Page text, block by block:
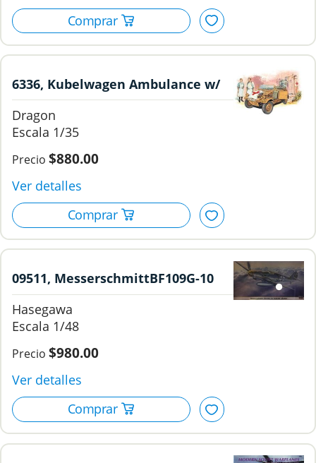
6336, Kubelwagen Ambulance w/
german medical team, 1/35,
Dragon.
Dragon
1/35
$880.00
09511, MesserschmittBF109G-10
"NACHT JAGER", 1/48, Hasegawa.
Hasegawa
1/48
$980.00